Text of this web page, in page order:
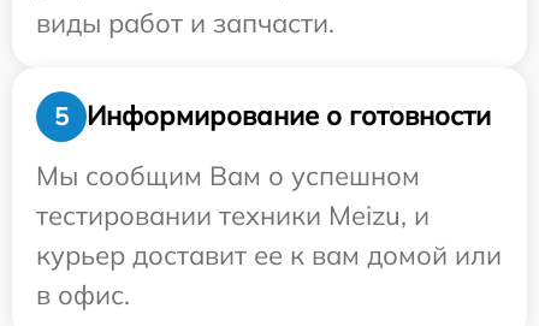
виды работ и запчасти.
5
Информирование о готовности
Мы сообщим Вам о успешном
тестировании техники Meizu, и
курьер доставит ее к вам домой или
в офис.